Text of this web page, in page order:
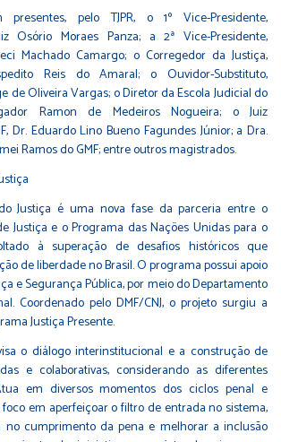
presentes, pelo TJPR, o 1º Vice-Presidente,
Osório Moraes Panza; a 2ª Vice-Presidente,
Machado Camargo; o Corregedor da Justiça,
Reis do Amaral; o Ouvidor-Substituto,
de Oliveira Vargas; o Diretor da Escola Judicial do
Ramon de Medeiros Nogueira; o Juiz
Dr. Eduardo Lino Bueno Fagundes Júnior; a Dra.
Ramos do GMF; entre outros magistrados.
Justiça é uma nova fase da parceria entre o
Justiça e o Programa das Nações Unidas para o
à superação de desafios históricos que
de liberdade no Brasil. O programa possui apoio
e Segurança Pública, por meio do Departamento
Coordenado pelo DMF/CNJ, o projeto surgiu a
Justiça Presente.
o diálogo interinstitucional e a construção de
e colaborativas, considerando as diferentes
em diversos momentos dos ciclos penal e
em aperfeiçoar o filtro de entrada no sistema,
no cumprimento da pena e melhorar a inclusão